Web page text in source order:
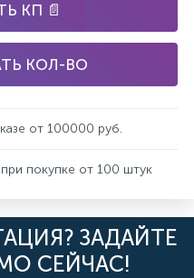
КП 📄
КОЛ-ВО
от 100000 руб.
покупке от 100 штук
ЗАДАЙТЕ
СЕЙЧАС!